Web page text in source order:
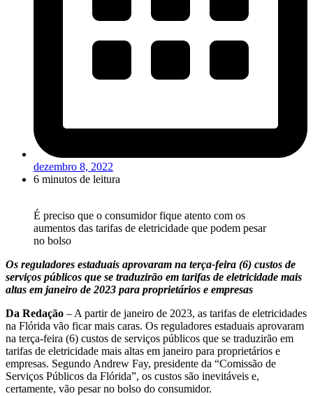
dezembro 8, 2022
6 minutos de leitura
É preciso que o consumidor fique atento com os
aumentos das tarifas de eletricidade que podem pesar
no bolso
Os reguladores estaduais aprovaram na terça-feira (6) custos de
serviços públicos que se traduzirão em tarifas de eletricidade mais
altas em janeiro de 2023 para proprietários e empresas
Da Redação – A partir de janeiro de 2023, as tarifas de eletricidades
na Flórida vão ficar mais caras. Os reguladores estaduais aprovaram
na terça-feira (6) custos de serviços públicos que se traduzirão em
tarifas de eletricidade mais altas em janeiro para proprietários e
empresas. Segundo Andrew Fay, presidente da “Comissão de
Serviços Públicos da Flórida”, os custos são inevitáveis e,
certamente, vão pesar no bolso do consumidor.